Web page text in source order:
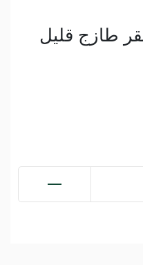
طازج قليل